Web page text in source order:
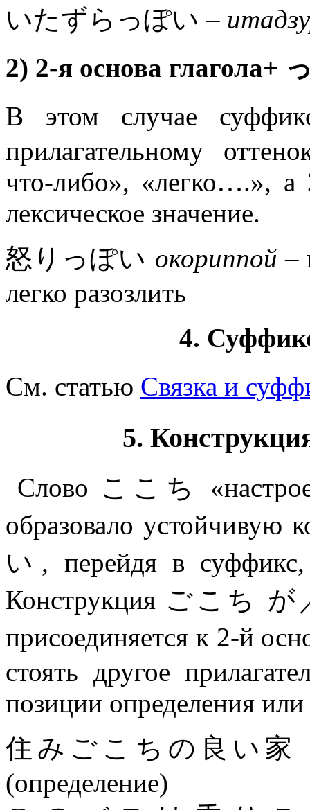
いたずらっぽい –
2) 2-я основа глагола+
В этом случае
прилагательному
что-либо», «легко….», а
лексическое значение.
怒りっぽい окориппой–
легко разозлить
4.
См. статью Связка и
5.
Слово ここち
образовало
い, перейдя в суффикс,
Конструкция ごこち が
присоединяется к 2-й
стоять другое
позиции определения или
住みごこちの良い家
(определение)